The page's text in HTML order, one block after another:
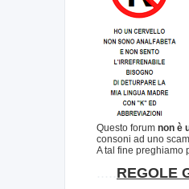
Questo forum non è
consoni ad uno
A tal fine preghiamo
REGOLE